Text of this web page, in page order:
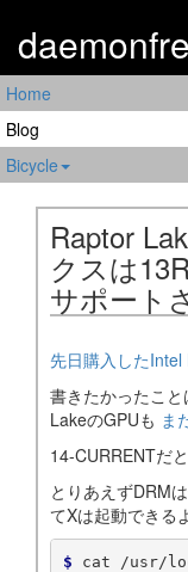
Home
Blog
Bicycle
Raptor
クスは
サポート
先日購入したIntel
書きたかったこ
LakeのGPUも ま
14-CURRENTだと
とりあえずDRM
てXは起動できる
$ cat
/usr/